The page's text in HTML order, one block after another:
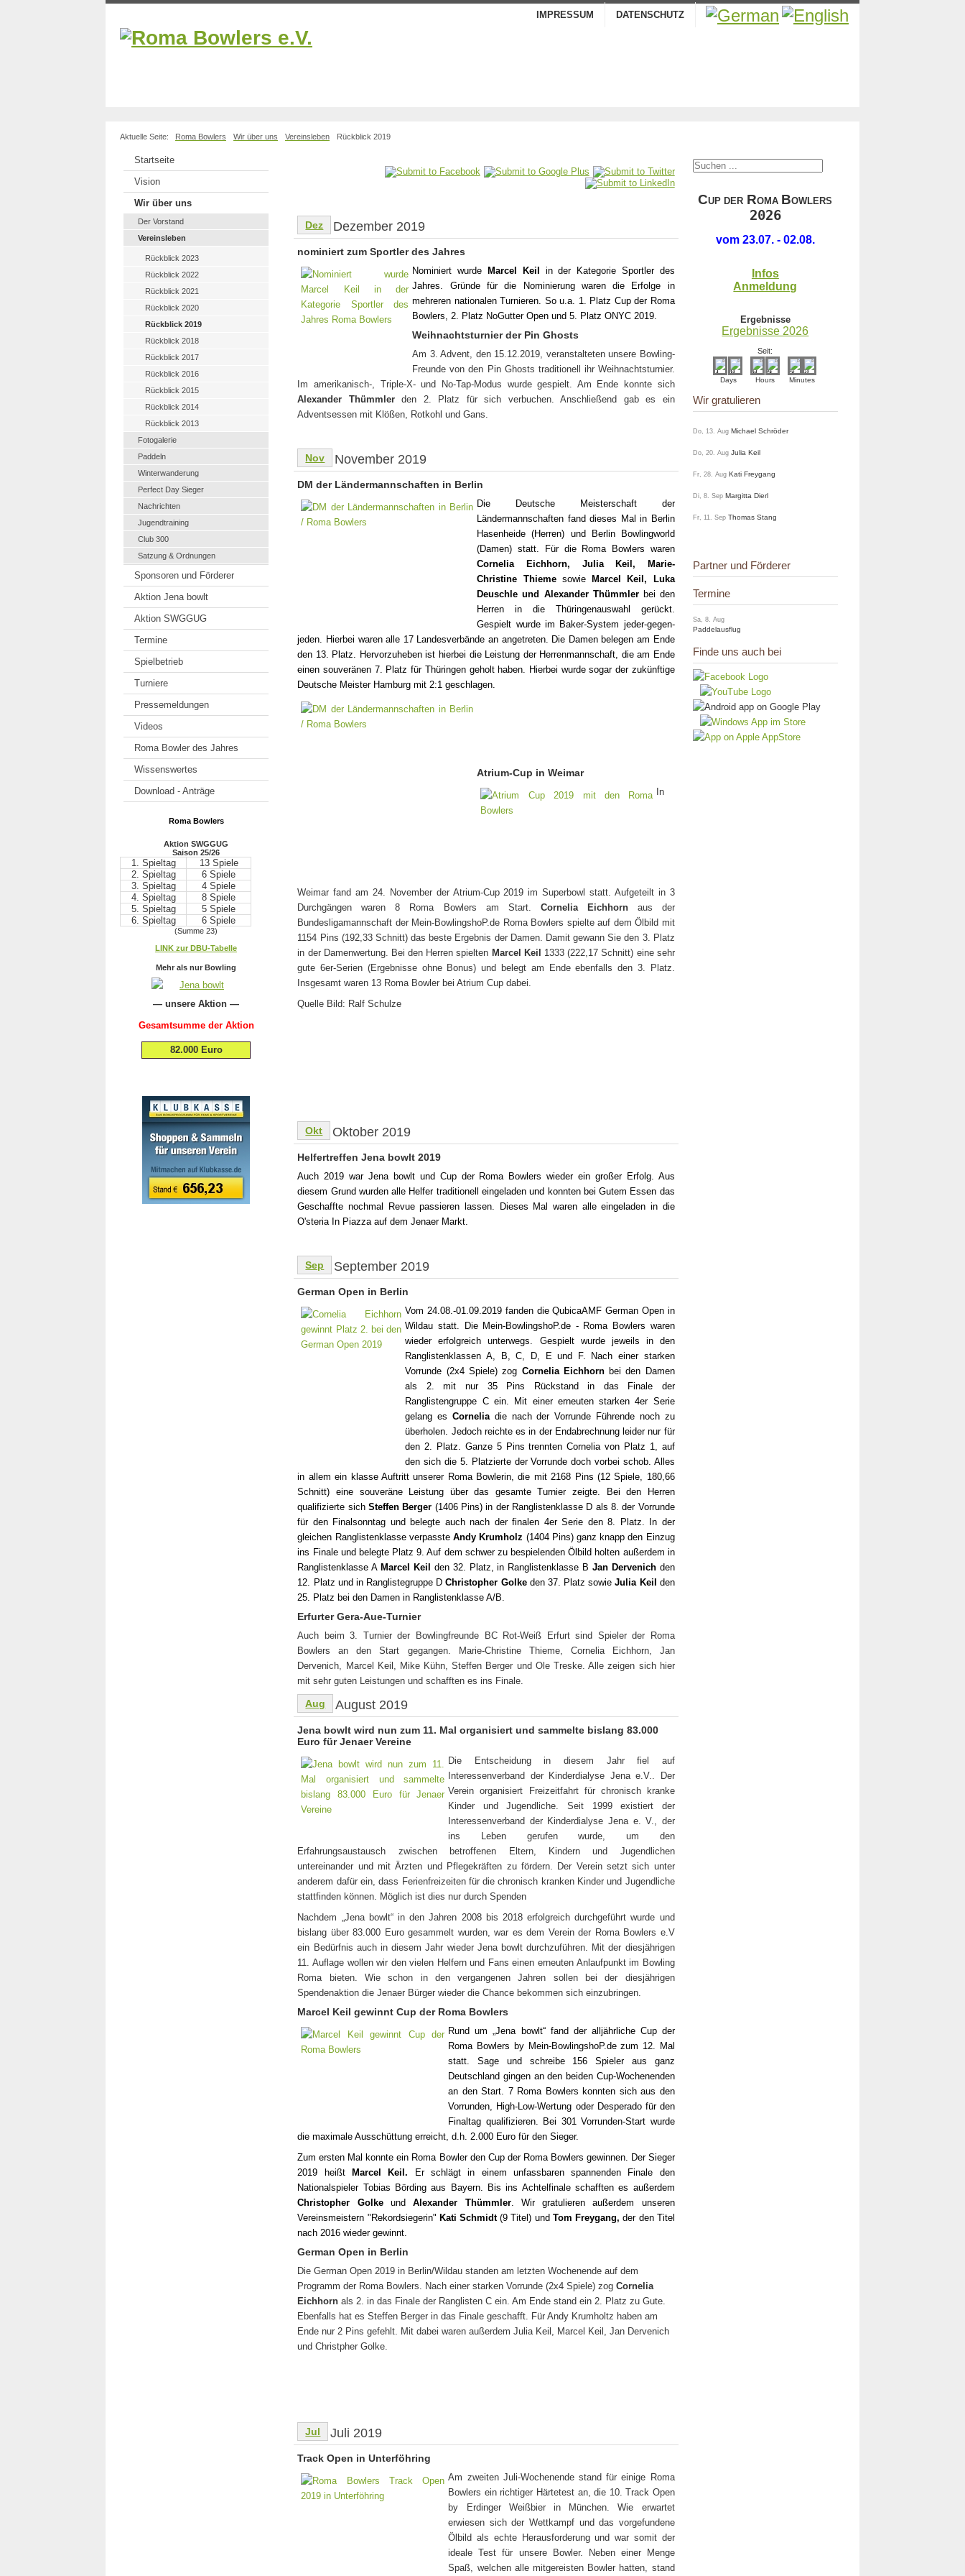
IMPRESSUM DATENSCHUTZ
Aktuelle Seite: Roma Bowlers Wir über uns Vereinsleben Rückblick 2019
Startseite
Vision
Wir über uns
Der Vorstand
Vereinsleben
Rückblick 2023
Rückblick 2022
Rückblick 2021
Rückblick 2020
Rückblick 2019
Rückblick 2018
Rückblick 2017
Rückblick 2016
Rückblick 2015
Rückblick 2014
Rückblick 2013
Fotogalerie
Paddeln
Winterwanderung
Perfect Day Sieger
Nachrichten
Jugendtraining
Club 300
Satzung & Ordnungen
Sponsoren und Förderer
Aktion Jena bowlt
Aktion SWGGUG
Termine
Spielbetrieb
Turniere
Pressemeldungen
Videos
Roma Bowler des Jahres
Wissenswertes
Download - Anträge
Roma Bowlers
Aktion SWGGUG
Saison 25/26
1. Spieltag
13 Spiele
2. Spieltag
6 Spiele
3. Spieltag
4 Spiele
4. Spieltag
8 Spiele
5. Spieltag
5 Spiele
6. Spieltag
6 Spiele
(Summe 23)
LINK zur DBU-Tabelle
Mehr als nur Bowling
— unsere Aktion —
Gesamtsumme der Aktion
82.000 Euro
Dez Dezember 2019
nominiert zum Sportler des Jahres
Nominiert wurde Marcel Keil
in der Kategorie Sportler des
Jahres. Gründe für die Nominierung waren die Erfolge in
mehreren nationalen Turnieren. So u.a. 1. Platz Cup der Roma
Bowlers, 2. Platz NoGutter Open und 5. Platz ONYC 2019.
Weihnachtsturnier der Pin Ghosts
Am 3. Advent, den 15.12.2019, veranstalteten unsere Bowling-
Freunde von den Pin Ghosts traditionell ihr Weihnachtsturnier.
Im amerikanisch-, Triple-X- und No-Tap-Modus wurde gespielt. Am Ende konnte sich
Alexander Thümmlerden 2. Platz für sich verbuchen. Anschließend gab es ein
Adventsessen mit Klößen, Rotkohl und Gans.
Nov November 2019
DM der Ländermannschaften in Berlin
Die Deutsche Meisterschaft der
Ländermannschaften fand dieses Mal in Berlin
Hasenheide (Herren) und Berlin Bowlingworld
(Damen) statt. Für die Roma Bowlers waren
Cornelia Eichhorn, Julia Keil, Marie-
Christine Thiemesowie
Marcel Keil, Luka
Deuschle und Alexander Thümmlerbei den
Herren in die Thüringenauswahl gerückt.
Gespielt wurde im Baker-System jeder-gegen-
jeden. Hierbei waren alle 17 Landesverbände an angetreten. Die Damen belegen am Ende
den 13. Platz. Hervorzuheben ist hierbei die Leistung der Herrenmannschaft, die am Ende
einen souveränen 7. Platz für Thüringen geholt haben. Hierbei wurde sogar der zukünftige
Deutsche Meister Hamburg mit 2:1 geschlagen.
Atrium-Cup in Weimar
In
Weimar fand am 24. November der Atrium-Cup 2019 im Superbowl statt. Aufgeteilt in 3
Durchgängen waren 8 Roma Bowlers am Start. Cornelia Eichhorn aus der
Bundesligamannschaft der Mein-BowlingshoP.de Roma Bowlers spielte auf dem Ölbild mit
1154 Pins (192,33 Schnitt) das beste Ergebnis der Damen. Damit gewann Sie den 3. Platz
in der Damenwertung. Bei den Herren spielten Marcel Keil
1333 (222,17 Schnitt) eine sehr
gute 6er-Serien (Ergebnisse ohne Bonus) und belegt am Ende ebenfalls den 3. Platz.
Insgesamt waren 13 Roma Bowler bei Atrium Cup dabei.
Quelle Bild: Ralf Schulze
Okt Oktober 2019
Helfertreffen Jena bowlt 2019
Auch 2019 war Jena bowlt und Cup der Roma Bowlers wieder ein großer Erfolg. Aus
diesem Grund wurden alle Helfer traditionell eingeladen und konnten bei Gutem Essen das
Geschaffte nochmal Revue passieren lassen. Dieses Mal waren alle eingeladen in die
O'steria In Piazza auf dem Jenaer Markt.
Sep September 2019
German Open in Berlin
Vom 24.08.-01.09.2019 fanden die QubicaAMF German Open in
Wildau statt. Die Mein-BowlingshoP.de - Roma Bowlers waren
wieder erfolgreich unterwegs. Gespielt wurde jeweils in den
Ranglistenklassen A, B, C, D, E und F. Nach einer starken
Vorrunde (2x4 Spiele) zog Cornelia Eichhornbei den Damen
als 2. mit nur 35 Pins Rückstand in das Finale der
Ranglistengruppe C ein. Mit einer erneuten starken 4er Serie
gelang esCornelia die nach der Vorrunde Führende noch zu
überholen. Jedoch reichte es in der Endabrechnung leider nur für
den 2. Platz. Ganze 5 Pins trennten Cornelia von Platz 1, auf
den sich die 5. Platzierte der Vorrunde doch vorbei schob. Alles
in allem ein klasse Auftritt unserer Roma Bowlerin, die mit 2168 Pins (12 Spiele, 180,66
Schnitt) eine souveräne Leistung über das gesamte Turnier zeigte. Bei den Herren
qualifizierte sichSteffen Berger (1406 Pins) in der Ranglistenklasse D als 8. der Vorrunde
für den Finalsonntag und belegte auch nach der finalen 4er Serie den 8. Platz. In der
gleichen Ranglistenklasse verpassteAndy Krumholz (1404 Pins) ganz knapp den Einzug
ins Finale und belegte Platz 9. Auf dem schwer zu bespielenden Ölbild holten außerdem in
Ranglistenklasse A Marcel Keil den 32. Platz, in Ranglistenklasse B Jan Dervenichden
12. Platz und in Ranglistegruppe DChristopher Golkeden 37. Platz sowie Julia Keil den
25. Platz bei den Damen in Ranglistenklasse A/B.
Erfurter Gera-Aue-Turnier
Auch beim 3. Turnier der Bowlingfreunde BC Rot-Weiß Erfurt sind Spieler der Roma
Bowlers an den Start gegangen. Marie-Christine Thieme, Cornelia Eichhorn, Jan
Dervenich, Marcel Keil, Mike Kühn, Steffen Berger und Ole Treske. Alle zeigen sich hier
mit sehr guten Leistungen und schafften es ins Finale.
Aug August 2019
Jena bowlt wird nun zum 11. Mal organisiert und sammelte bislang 83.000
Euro für Jenaer Vereine
Die Entscheidung in diesem Jahr fiel auf
Interessenverband der Kinderdialyse Jena e.V.. Der
Verein organisiert Freizeitfahrt für chronisch kranke
Kinder und Jugendliche. Seit 1999 existiert der
Interessenverband der Kinderdialyse Jena e. V., der
ins Leben gerufen wurde, um den
Erfahrungsaustausch zwischen betroffenen Eltern, Kindern und Jugendlichen
untereinander und mit Ärzten und Pflegekräften zu fördern. Der Verein setzt sich unter
anderem dafür ein, dass Ferienfreizeiten für die chronisch kranken Kinder und Jugendliche
stattfinden können. Möglich ist dies nur durch Spenden
Nachdem „Jena bowlt“ in den Jahren 2008 bis 2018 erfolgreich durchgeführt wurde und
bislang über 83.000 Euro gesammelt wurden, war es dem Verein der Roma Bowlers e.V
ein Bedürfnis auch in diesem Jahr wieder Jena bowlt durchzuführen. Mit der diesjährigen
11. Auflage wollen wir den vielen Helfern und Fans einen erneuten Anlaufpunkt im Bowling
Roma bieten. Wie schon in den vergangenen Jahren sollen bei der diesjährigen
Spendenaktion die Jenaer Bürger wieder die Chance bekommen sich einzubringen.
Marcel Keil gewinnt Cup der Roma Bowlers
Rund um „Jena bowlt“ fand der alljährliche Cup der
Roma Bowlers by Mein-BowlingshoP.de zum 12. Mal
statt. Sage und schreibe 156 Spieler aus ganz
Deutschland gingen an den beiden Cup-Wochenenden
an den Start. 7 Roma Bowlers konnten sich aus den
Vorrunden, High-Low-Wertung oder Desperado für den
Final­tag qualifizieren. Bei 301 Vorrunden-Start wurde
die maximale Ausschüttung erreicht, d.h. 2.000 Euro für den Sieger.
Zum ersten Mal konnte ein Roma Bowler den Cup der Roma Bowlers gewinnen. Der Sieger
2019 heißt
Marcel Keil. Er schlägt in einem unfassbaren spannenden Finale den
Nationalspieler Tobias Börding aus Bayern.
Bis ins Achtelfinale schafften es außerdem
Christopher Golke und Alexander Thümmler.
Wir gratulieren außerdem unseren
Vereinsmeistern "Rekordsiegerin" Kati Schmidt(9 Titel) und Tom Freygang,der den Titel
nach 2016 wieder gewinnt.
German Open in Berlin
Die German Open 2019 in Berlin/Wildau standen am letzten Wochenende auf dem
Programm der Roma Bowlers. Nach einer starken Vorrunde (2x4 Spiele) zogCornelia
Eichhorn als 2. in das Finale der Ranglisten C ein. Am Ende stand ein 2. Platz zu Gute.
Ebenfalls hat es Steffen Berger in das Finale geschafft. Für Andy Krumholtz haben am
Ende nur 2 Pins gefehlt. Mit dabei waren außerdem Julia Keil, Marcel Keil, Jan Dervenich
und Christpher Golke.
Jul Juli 2019
Track Open in Unterföhring
Am zweiten Juli-Wochenende stand für einige Roma
Bowlers ein richtiger Härtetest an, die 10. Track Open
by Erdinger Weißbier in München. Wie erwartet
erwiesen sich der Wettkampf und das vorgefundene
Ölbild als echte Herausforderung und war somit der
ideale Test für unsere Bowler. Neben einer Menge
Spaß, welchen alle mitgereisten Bowler hatten, stand
CUP DER ROMA BOWLERS
2026
vom 23.07. - 02.08.
Infos
Anmeldung
Ergebnisse
Ergebnisse 2026
Seit:
Days Hours Minutes
Wir gratulieren
Do, 13. Aug Michael Schröder
Do, 20. Aug Julia Keil
Fr, 28. Aug Kati Freygang
Di, 8. Sep Margitta Dierl
Fr, 11. Sep Thomas Stang
Partner und Förderer
Termine
Sa, 8. Aug
Paddelausflug
Finde uns auch bei